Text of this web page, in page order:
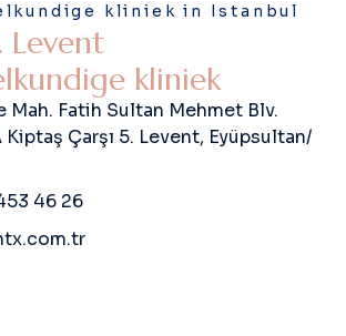
kliniek in Istanbul
. Levent
lkundige kliniek
Mah. Fatih Sultan Mehmet Blv.
Kiptaş Çarşı 5. Levent, Eyüpsultan/
46 26